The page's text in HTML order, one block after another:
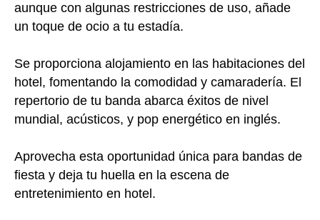
aunque con algunas restricciones de uso, añade
un toque de ocio a tu estadía.
Se proporciona alojamiento en las habitaciones del
hotel, fomentando la comodidad y camaradería. El
repertorio de tu banda abarca éxitos de nivel
mundial, acústicos, y pop energético en inglés.
Aprovecha esta oportunidad única para bandas de
fiesta y deja tu huella en la escena de
entretenimiento en hotel.